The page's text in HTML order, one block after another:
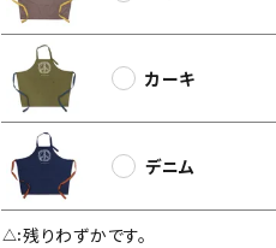
カーキ
デニム
△ 残りわずかです。